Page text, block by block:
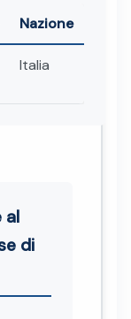
Nazione
Italia
al
di